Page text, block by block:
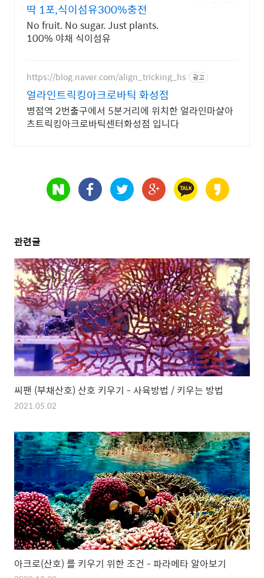
딱 1포,식이섬유300%충전
No fruit. No sugar. Just plants.
100% 야채 식이섬유
https://blog.naver.com/align_tricking_hs 광고
얼라인트릭킹아크로바틱 화성점
병점역 2번출구에서 5분거리에 위치한 얼라인마샬아
츠트릭킹아크로바틱센터화성점 입니다
관련글
씨팬 (부채산호) 산호 키우기 - 사육방법 / 키우는 방법
2021.05.02
아크로(산호) 를 키우기 위한 조건 - 파라메타 알아보기